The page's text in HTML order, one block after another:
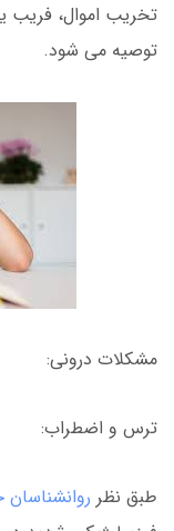
تخریب اموال،
توصیه می شود.
مشکلات درونی:
ترس و اضطراب:
طبق نظر روانشناسان